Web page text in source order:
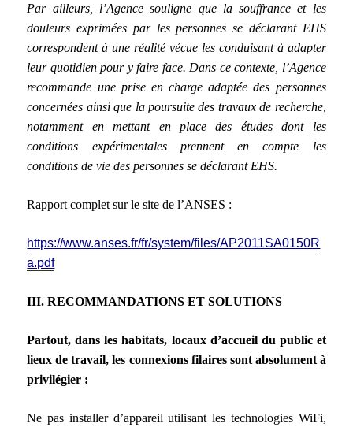
Par ailleurs, l’Agence souligne que la souffrance et les
douleurs exprimées par les personnes se déclarant EHS
correspondent à une réalité vécue les conduisant à adapter
leur quotidien pour y faire face. Dans ce contexte, l’Agence
recommande une prise en charge adaptée des personnes
concernées ainsi que la poursuite des travaux de recherche,
notamment en mettant en place des études dont les
conditions expérimentales prennent en compte les
conditions de vie des personnes se déclarant EHS.
Rapport complet sur le site de l’ANSES :
https://www.anses.fr/fr/system/files/AP2011SA0150R
a.pdf
III. RECOMMANDATIONS ET SOLUTIONS
Partout, dans les habitats, locaux d’accueil du public et
lieux de travail, les connexions filaires sont absolument à
privilégier :
Ne pas installer d’appareil utilisant les technologies WiFi,